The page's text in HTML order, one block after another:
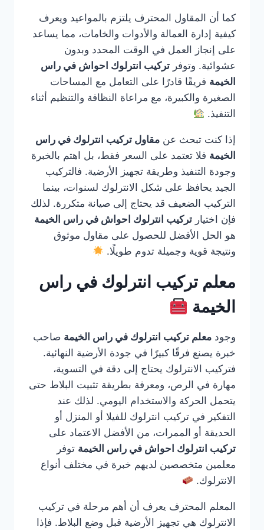
كما أن المقاول المحترف يلتزم بالمواعيد ويعرف
كيفية إدارة العمالة والأدوات والخامات، مما يساعد
على إنجاز العمل في الوقت المحدد وبدون
عشوائية. وتوفر تركيب انترلوك احواش في راس
الخيمة فريقًا قادرًا على التعامل مع المساحات
الصغيرة والكبيرة، مع مراعاة النظافة والتنظيم أثناء
التنفيذ.
إذا كنت تبحث عن مقاول تركيب انترلوك في راس
الخيمة فلا تعتمد على السعر فقط، بل اهتم بالخبرة
وجودة التنفيذ وطريقة تجهيز الأرضية. فالتركيب
الجيد يحافظ على شكل الانترلوك لسنوات، بينما
التركيب الضعيف قد يحتاج إلى صيانة متكررة. لذلك
فإن اختيار تركيب انترلوك احواش في راس الخيمة
هو الحل الأفضل للحصول على مقاول موثوق
ونتيجة قوية وجميلة تدوم طويلًا.
معلم تركيب انترلوك في راس
الخيمة
وجود معلم تركيب انترلوك في راس الخيمة صاحب
خبرة يصنع فرقًا كبيرًا في جودة الأرضية النهائية.
فتركيب الانترلوك يحتاج إلى دقة في التسوية،
مهارة في الرص، ومعرفة بطريقة تثبيت البلاط حتى
يتحمل الحركة والاستخدام اليومي. لذلك عند
التفكير في تركيب انترلوك للفيلا أو المنزل أو
الحديقة أو الممرات، من الأفضل الاعتماد على
تركيب انترلوك احواش في راس الخيمة توفر
معلمين متخصصين لديهم خبرة في مختلف أنواع
الانترلوك.
المعلم المحترف يعرف أن أهم مرحلة في تركيب
الانترلوك هي تجهيز الأرضية قبل وضع البلاط. فإذا